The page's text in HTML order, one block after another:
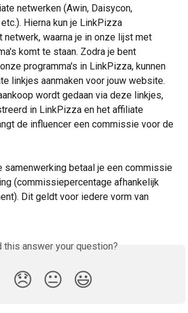
netwerken (Awin, Daisycon,
Hierna kun je LinkPizza
netwerk, waarna je in onze lijst met
komt te staan. Zodra je bent
programma's in LinkPizza, kunnen
linkjes aanmaken voor jouw website.
wordt gedaan via deze linkjes,
in LinkPizza en het affiliate
de influencer een commissie voor de
samenwerking betaal je een commissie
(commissiepercentage afhankelijk
Dit geldt voor iedere vorm van
this answer your question?
😞 😐 😃